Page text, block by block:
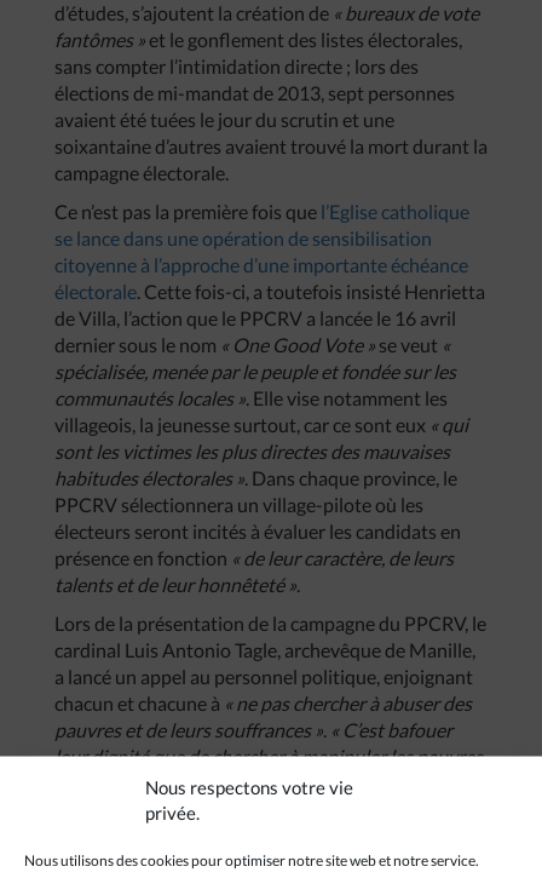
Nous respectons votre vie
privée.
Nous utilisons des cookies pour optimiser notre site web et notre service.
d’études, s’ajoutent la création de « bureaux de vote
fantômes » et le gonflement des listes électorales,
sans compter l’intimidation directe ; lors des
élections de mi-mandat de 2013, sept personnes
avaient été tuées le jour du scrutin et une
soixantaine d’autres avaient trouvé la mort durant la
campagne électorale.
Ce n’est pas la première fois que l’Eglise catholique
se lance dans une opération de sensibilisation
citoyenne à l’approche d’une importante échéance
électorale. Cette fois-ci, a toutefois insisté Henrietta
de Villa, l’action que le PPCRV a lancée le 16 avril
dernier sous le nom « One Good Vote » se veut «
spécialisée, menée par le peuple et fondée sur les
communautés locales ». Elle vise notamment les
villageois, la jeunesse surtout, car ce sont eux « qui
sont les victimes les plus directes des mauvaises
habitudes électorales ». Dans chaque province, le
PPCRV sélectionnera un village-pilote où les
électeurs seront incités à évaluer les candidats en
présence en fonction « de leur caractère, de leurs
talents et de leur honnêteté ».
Lors de la présentation de la campagne du PPCRV, le
cardinal Luis Antonio Tagle, archevêque de Manille,
a lancé un appel au personnel politique, enjoignant
chacun et chacune à « ne pas chercher à abuser des
pauvres et de leurs souffrances ». « C’est bafouer
leur dignité que de chercher à manipuler les pauvres
en capitalisant sur le fait qu’ils sont dans le besoin »
a-t-il dénoncé.